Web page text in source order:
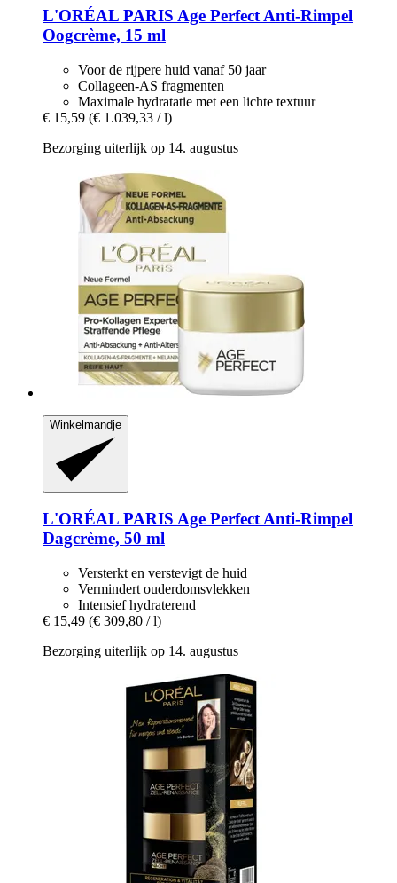
L'ORÉAL PARIS Age Perfect Anti-​Rimpel
Oogcrème, 15 ml
Voor de rijpere huid vanaf 50 jaar
Collageen-AS fragmenten
Maximale hydratatie met een lichte textuur
€ 15,59 (€ 1.039,33 / l)
Bezorging uiterlijk op 14. augustus
Winkelmandje
L'ORÉAL PARIS Age Perfect Anti-​Rimpel
Dagcrème, 50 ml
Versterkt en verstevigt de huid
Vermindert ouderdomsvlekken
Intensief hydraterend
€ 15,49 (€ 309,80 / l)
Bezorging uiterlijk op 14. augustus